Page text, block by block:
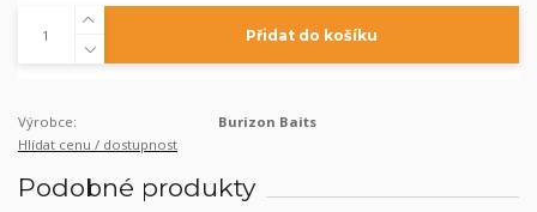
Přidat do košíku
Výrobce:
Burizon Baits
Hlídat cenu / dostupnost
Podobné produkty